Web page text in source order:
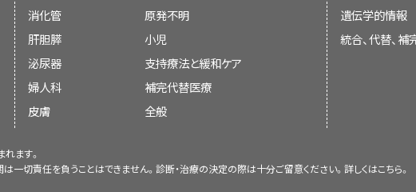
画像を拡大する
肝臓の解剖図。肝臓は、上腹部の胃、腸、胆嚢
います。肝臓には右葉と左葉があります。各
れます（図には示されていません）。
肝がんの種類
写るよう、3回に分けて画像を撮影します。こ
す。スパイラルCTスキャンまたはヘリカルCTスキ
ながら体の内部を撮影していくX線装置によって
が作成されます。
：この検査では、磁
影剤を注射し、肝臓内部や周辺の血管の高精度
BCLC病期分類システムは5段階に分かれています：
A期：早期
肝移植では、肝臓全体を切除して、ドナーから提供さ
移植は、がんの存在範囲が肝臓のみに限られ、なおか
に行われます。肝臓の提供を待たなければならない
行われます。
消化管
肝胆膵
泌尿器
婦人科
皮膚
原発不明
小児
支持療法と緩和ケア
補完代替医療
全般
遺伝学的情報
統合、代替、補
ます。
一切責任を負うことはできません。診断・治療の決定の際は十分ご留意ください。詳しくはこちら。